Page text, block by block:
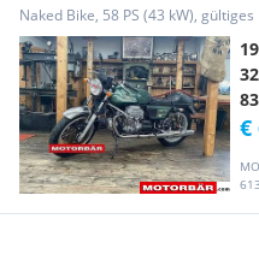
Naked Bike, 58 PS (43 kW),
€